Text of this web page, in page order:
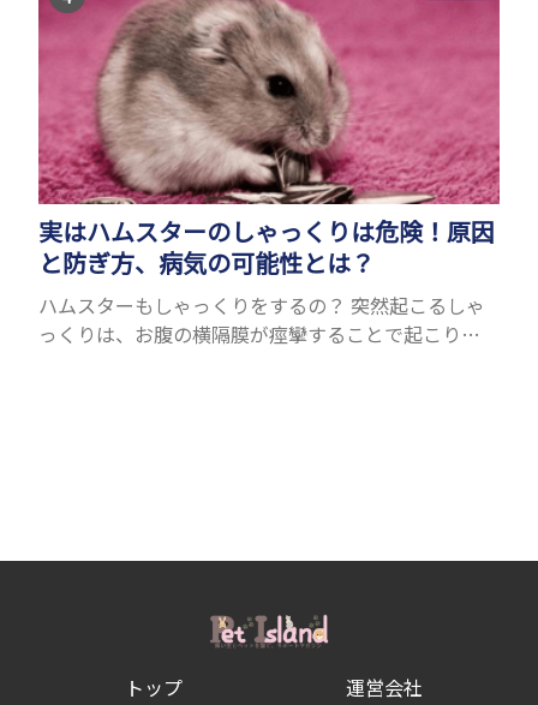
実はハムスターのしゃっくりは危険！原因
と防ぎ方、病気の可能性とは？
ハムスターもしゃっくりをするの？ 突然起こるしゃ
っくりは、お腹の横隔膜が痙攣することで起こりま
トップ 運営会社